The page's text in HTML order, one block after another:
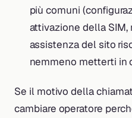
più comuni
attivazione della SIM,
assistenza del sito
nemmeno metterti in
Se il motivo della
cambiare operatore